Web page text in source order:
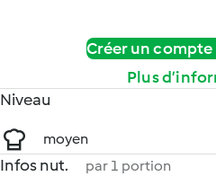
Créer un
Plus
Niveau
moyen
Infos nut. par 1 portion